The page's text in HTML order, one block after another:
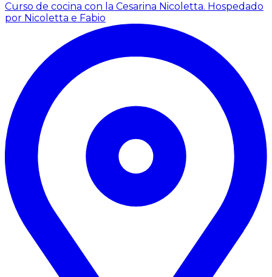
Curso de cocina con la Cesarina Nicoletta. Hospedado
por Nicoletta e Fabio